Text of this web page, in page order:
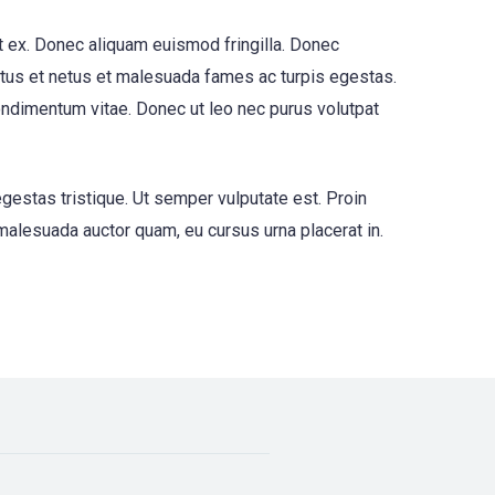
Donec aliquam euismod fringilla. Donec
et netus et malesuada fames ac turpis egestas.
vitae. Donec ut leo nec purus volutpat
tristique. Ut semper vulputate est. Proin
auctor quam, eu cursus urna placerat in.